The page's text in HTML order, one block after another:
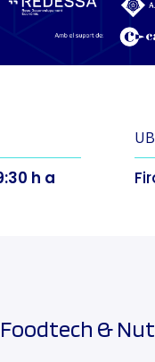
h a
&